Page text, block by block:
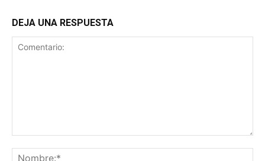
DEJA UNA RESPUESTA